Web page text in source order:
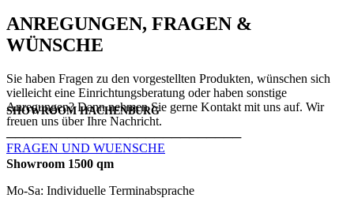
ANREGUNGEN, FRAGEN &
WÜNSCHE
Sie haben Fragen zu den vorgestellten Produkten, wünschen sich
vielleicht eine Einrichtungsberatung oder haben sonstige
Anregungen? Dann nehmen Sie gerne Kontakt mit uns auf. Wir
freuen uns über Ihre Nachricht.
FRAGEN UND WUENSCHE
SHOWROOM HACHENBURG
───────────────────────────
Showroom 1500 qm
Mo-Sa: Individuelle Terminabsprache